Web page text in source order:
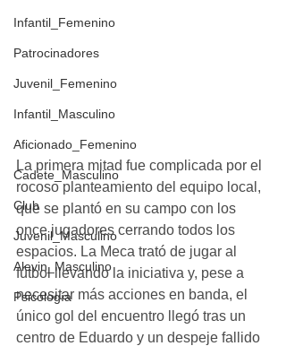
Infantil_Femenino
Patrocinadores
Juvenil_Femenino
Infantil_Masculino
Aficionado_Femenino
Cadete_Masculino
Club
Juvenil_Masculino
Alevin_Masculino
Psicología
La primera mitad fue complicada por el
rocoso planteamiento del equipo local,
que se plantó en su campo con los
once jugadores cerrando todos los
espacios. La Meca trató de jugar al
fútbol llevando la iniciativa y, pese a
necesitar más acciones en banda, el
único gol del encuentro llegó tras un
centro de Eduardo y un despeje fallido